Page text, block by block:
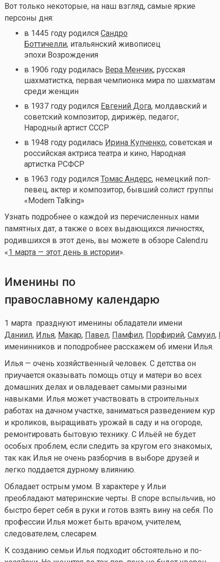
Вот только некоторые, на наш взгляд, самые яркие
персоны дня:
в 1445 году родился Сандро
Боттичелли, итальянский живописец
эпохи Возрождения
в 1906 году родилась Вера Менчик, русская
шахматистка, первая чемпионка мира по шахматам
среди женщин
в 1937 году родился Евгений Дога, молдавский и
советский композитор, дирижёр, педагог,
Народный артист СССР
в 1948 году родилась Ирина Купченко, советская и
российская актриса театра и кино, Народная
артистка РСФСР
в 1963 году родился Томас Андерс, немецкий поп-
певец, актер и композитор, бывший солист группы
«Modern Talking»
Узнать подробнее о каждой из перечисленных нами
памятных дат, а также о всех выдающихся личностях,
родившихся в этот день, вы можете в обзоре Calend.ru
«1 марта — этот день в истории».
Именины по
православному календарю
1 марта празднуют именины обладатели имени
Даниил, Илья, Макар, Павел, Памфил, Порфирий, Самуил,
именинников и поподробнее расскажем об имени Илья.
Илья — очень хозяйственный человек. С детства он
приучается оказывать помощь отцу и матери во всех
домашних делах и овладевает самыми разными
навыками. Илья может участвовать в строительных
работах на дачном участке, заниматься разведением кур
и кроликов, выращивать урожай в саду и на огороде,
ремонтировать бытовую технику. С Ильёй не будет
особых проблем, если следить за кругом его знакомых,
так как Илья не очень разборчив в выборе друзей и
легко поддается дурному влиянию.
Обладает острым умом. В характере у Ильи
преобладают материнские черты. В споре вспыльчив, но
быстро берет себя в руки и готов взять вину на себя. По
профессии Илья может быть врачом, учителем,
следователем, слесарем.
К созданию семьи Илья подходит обстоятельно и по-